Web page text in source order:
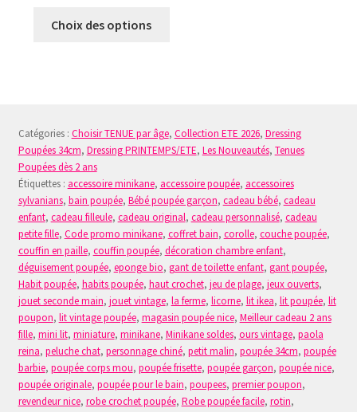
Choix des options
options
peuvent
choisies
sur
la
page
du
produit
Catégories : Choisir TENUE par âge, Collection ETE 2026, Dressing
Poupées 34cm, Dressing PRINTEMPS/ETE, Les Nouveautés, Tenues
Poupées dès 2 ans
Étiquettes : accessoire minikane, accessoire poupée, accessoires
sylvanians, bain poupée, Bébé poupée garçon, cadeau bébé, cadeau
enfant, cadeau filleule, cadeau original, cadeau personnalisé, cadeau
petite fille, Code promo minikane, coffret bain, corolle, couche poupée,
couffin en paille, couffin poupée, décoration chambre enfant,
déguisement poupée, eponge bio, gant de toilette enfant, gant poupée,
Habit poupée, habits poupée, haut crochet, jeu de plage, jeux ouverts,
jouet seconde main, jouet vintage, la ferme, licorne, lit ikea, lit poupée, lit
poupon, lit vintage poupée, magasin poupée nice, Meilleur cadeau 2 ans
fille, mini lit, miniature, minikane, Minikane soldes, ours vintage, paola
reina, peluche chat, personnage chiné, petit malin, poupée 34cm, poupée
barbie, poupée corps mou, poupée frisette, poupée garçon, poupée nice,
poupée originale, poupée pour le bain, poupees, premier poupon,
revendeur nice, robe crochet poupée, Robe poupée facile, rotin,